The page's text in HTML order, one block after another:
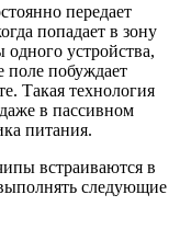
передает
попадает в зону
одного устройства,
поле побуждает
Такая технология
в пассивном
питания.
встраиваются в
следующие